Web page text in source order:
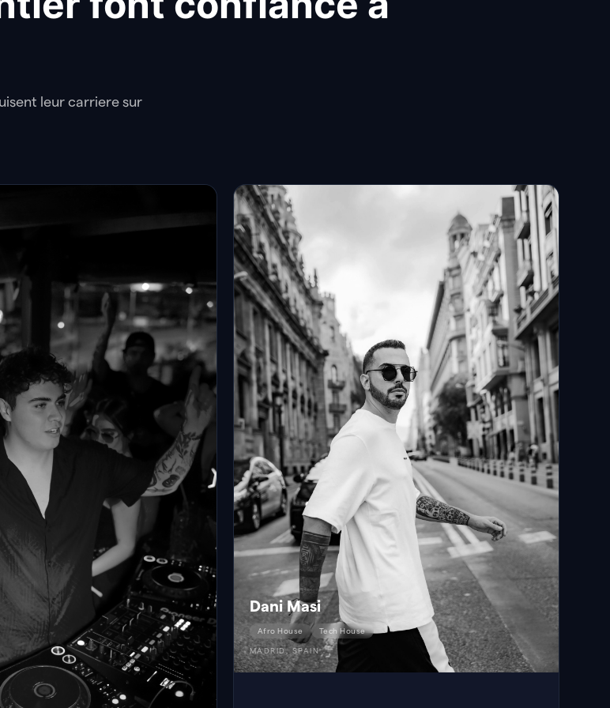
leur carriere sur
Dani Masi
Afro House Tech House
MADRID, SPAIN